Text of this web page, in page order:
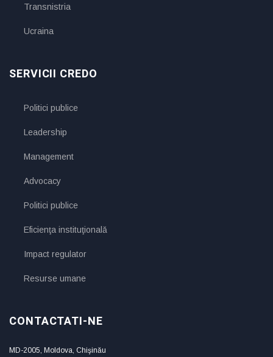
Transnistria
Ucraina
SERVICII CREDO
Politici publice
Leadership
Management
Advocacy
Politici publice
Eficienţa instituţională
Impact regulator
Resurse umane
CONTACTATI-NE
MD-2005, Moldova, Chişinău